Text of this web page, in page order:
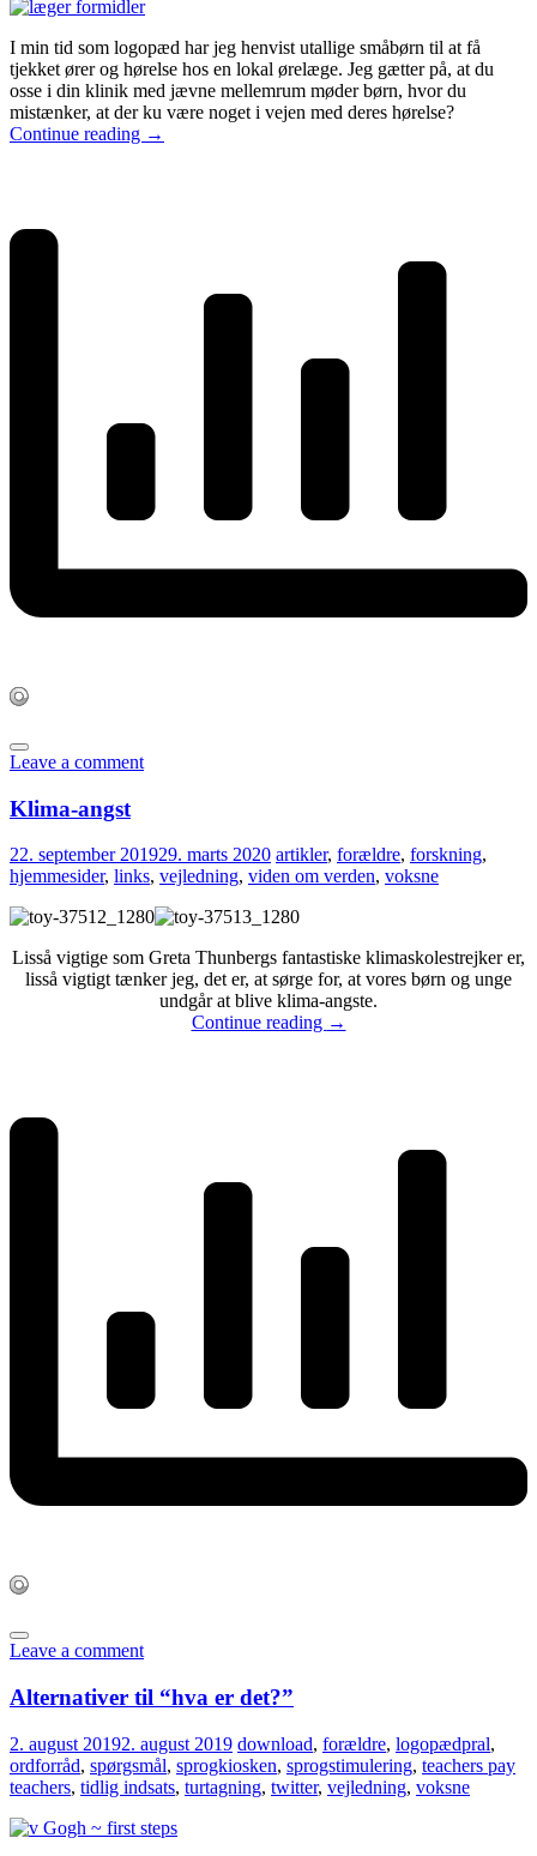
I min tid som logopæd har jeg henvist utallige småbørn til at få
tjekket ører og hørelse hos en lokal ørelæge. Jeg gætter på, at du
osse i din klinik med jævne mellemrum møder børn, hvor du
mistænker, at der ku være noget i vejen med deres hørelse?
Continue reading →
Leave a comment
Klima-angst
22. september 201929. marts 2020 artikler, forældre, forskning,
hjemmesider, links, vejledning, viden om verden, voksne
Lisså vigtige som Greta Thunbergs fantastiske klimaskolestrejker er,
lisså vigtigt tænker jeg, det er, at sørge for, at vores børn og unge
undgår at blive klima-angste.
Continue reading →
Leave a comment
Alternativer til “hva er det?”
2. august 20192. august 2019 download, forældre, logopædpral,
ordforråd, spørgsmål, sprogkiosken, sprogstimulering, teachers pay
teachers, tidlig indsats, turtagning, twitter, vejledning, voksne